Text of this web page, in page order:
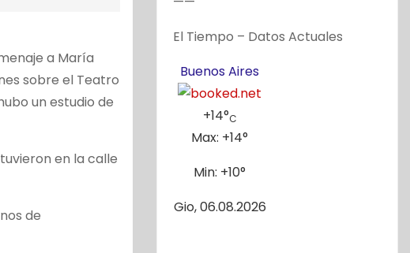
a María
sobre el Teatro
un estudio de
en la calle
de
El Tiempo – Datos Actuales
Buenos Aires
+14°C
Max: +14°
Min: +10°
Gio, 06.08.2026